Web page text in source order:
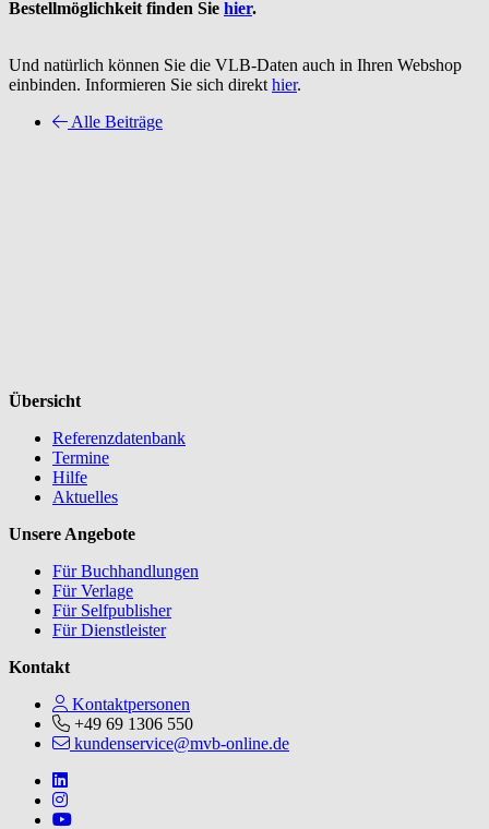
Bestellmöglichkeit finden Sie hier.
Und natürlich können Sie die VLB-Daten auch in Ihren Webshop
einbinden. Informieren Sie sich direkt hier.
Alle Beiträge
Übersicht
Referenzdatenbank
Termine
Hilfe
Aktuelles
Unsere Angebote
Für Buchhandlungen
Für Verlage
Für Selfpublisher
Für Dienstleister
Kontakt
Kontaktpersonen
+49 69 1306 550
kundenservice@mvb-online.de
Follow us on https://www.linkedin.com/company/mvbbooks
Follow us on https://www.instagram.com/lifeatmvb/
Follow us on https://www.youtube.com/@mvbbooks